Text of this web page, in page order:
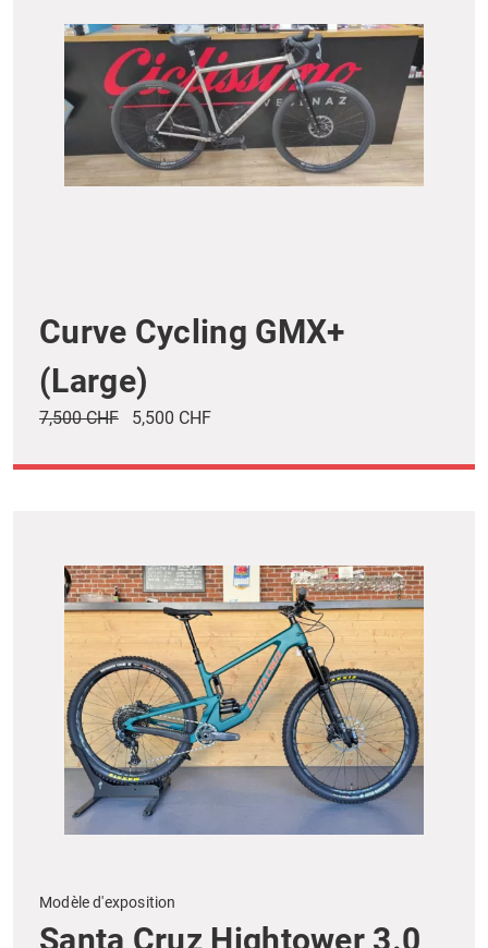
Curve Cycling GMX+
(Large)
7,500 CHF 5,500 CHF
Modèle d'exposition
Santa Cruz Hightower 3.0